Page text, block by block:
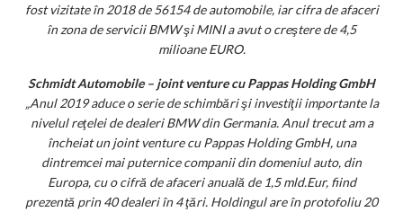
fost vizitate în 2018 de 56154 de automobile, iar cifra de afaceri
în zona de servicii BMW şi MINI a avut o creştere de 4,5
milioane EURO.
Schmidt Automobile – joint venture cu Pappas Holding GmbH
„Anul 2019 aduce o serie de schimbări şi investiţii importante la
nivelul reţelei de dealeri BMW din Germania. Anul trecut am a
încheiat un joint venture cu Pappas Holding GmbH, una
dintremcei mai puternice companii din domeniul auto, din
Europa, cu o cifră de afaceri anuală de 1,5 mld.Eur, fiind
prezentă prin 40 dealeri în 4 ţări. Holdingul are în protofoliu 20